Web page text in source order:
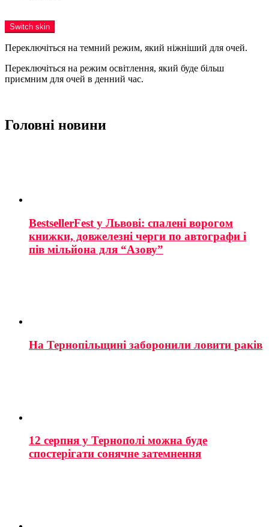
Switch skin
Переключіться на темний режим, який ніжніший для очей.
Переключіться на режим освітлення, який буде більш
приємним для очей в денний час.
Головні новини
BestsellerFest у Львові: спалені ворогом
книжки, довжелезні черги по автографи і
пів мільйона для “Азову”
На Тернопільщині заборонили ловити раків
12 серпня у Тернополі можна буде
спостерігати сонячне затемнення